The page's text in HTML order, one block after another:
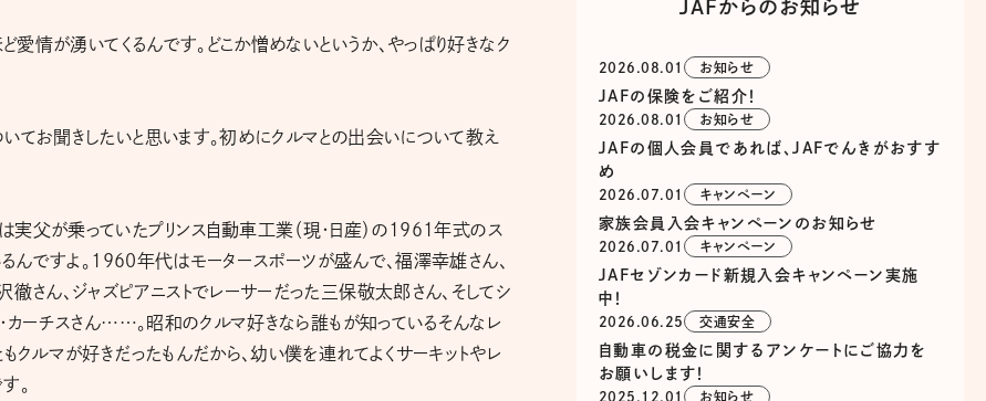
愛情が湧いてくるんです。どこか憎めないというか、やっぱり好きなク
お聞きしたいと思います。初めにクルマとの出会いについて教え
父が乗っていたプリンス自動車工業（現・日産）の1961年式のス
んですよ。1960年代はモータースポーツが盛んで、福澤幸雄さん、
さん、ジャズピアニストでレーサーだった三保敬太郎さん、そしてシ
カーチスさん……。昭和のクルマ好きなら誰もが知っているそんなレ
クルマが好きだったもんだから、幼い僕を連れてよくサーキットやレ
。
JAFからのお知らせ
2026.08.01 お知らせ
JAFの保険をご紹介！
2026.08.01 お知らせ
JAFの個人会員であれば、JAFでんきがおすす
め
2026.07.01 キャンペーン
家族会員入会キャンペーンのお知らせ
2026.07.01 キャンペーン
JAFセゾンカード新規入会キャンペーン実施
中！
2026.06.25 交通安全
自動車の税金に関するアンケートにご協力を
お願いします！
2025.12.01 お知らせ